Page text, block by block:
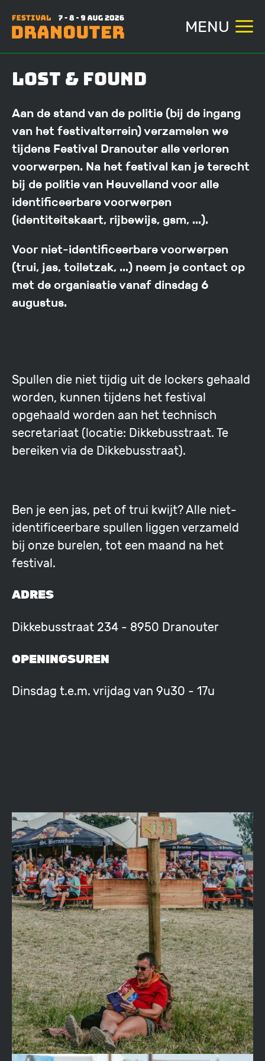
de
inhoud
gaan
MENU
Lost & Found
Aan de stand van de politie (bij de ingang
van het festivalterrein) verzamelen we
tijdens Festival Dranouter alle verloren
voorwerpen. Na het festival kan je terecht
bij de politie van Heuvelland voor alle
identificeerbare voorwerpen
(identiteitskaart, rijbewijs, gsm, ...).
Voor niet-identificeerbare voorwerpen
(trui, jas, toiletzak, ...) neem je contact op
met de organisatie vanaf dinsdag 6
augustus.
Spullen die niet tijdig uit de lockers gehaald
worden, kunnen tijdens het festival
opgehaald worden aan het technisch
secretariaat (locatie: Dikkebusstraat. Te
bereiken via de Dikkebusstraat).
Ben je een jas, pet of trui kwijt? Alle niet-
identificeerbare spullen liggen verzameld
bij onze burelen, tot een maand na het
festival.
ADRES
Dikkebusstraat 234 - 8950 Dranouter
OPENINGSUREN
Dinsdag t.e.m. vrijdag van 9u30 - 17u
Image